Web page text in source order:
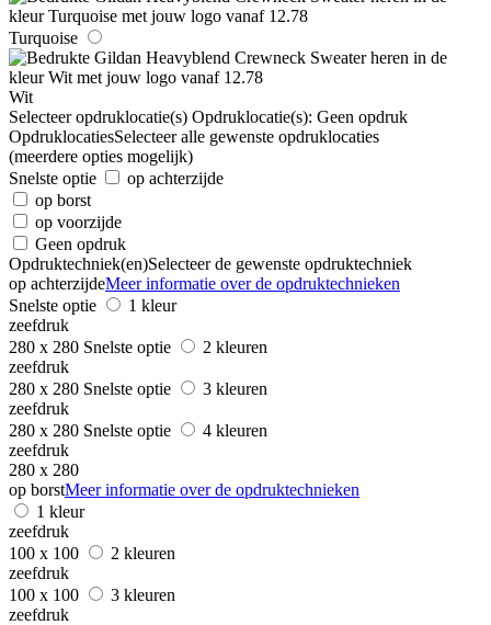
Turquoise
Wit
Selecteer opdruklocatie(s) Opdruklocatie(s): Geen opdruk
OpdruklocatiesSelecteer alle gewenste opdruklocaties
(meerdere opties mogelijk)
Snelste optie
op achterzijde
op borst
op voorzijde
Geen opdruk
Opdruktechniek(en)Selecteer de gewenste opdruktechniek
op achterzijdeMeer informatie over de opdruktechnieken
Snelste optie
1 kleur
zeefdruk
280 x 280 Snelste optie
2 kleuren
zeefdruk
280 x 280 Snelste optie
3 kleuren
zeefdruk
280 x 280 Snelste optie
4 kleuren
zeefdruk
280 x 280
op borstMeer informatie over de opdruktechnieken
1 kleur
zeefdruk
100 x 100
2 kleuren
zeefdruk
100 x 100
3 kleuren
zeefdruk